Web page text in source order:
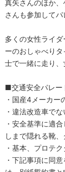
真矢さんのほか
さんも参加してパ
多くの女性ライ
ーのおしゃべり
士で一緒に走り
■交通安全パレー
・国産4メーカー
・違法改造車でな
・安全基準に適
しまで隠れる靴
・基本、プロテ
・下記事項に同